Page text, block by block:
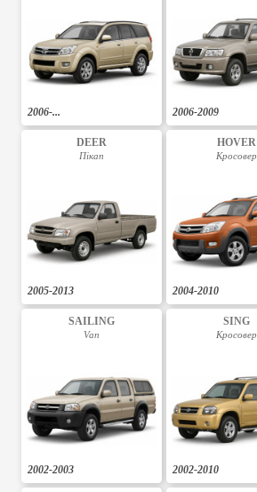
2006-... 2006-2009
DEER
Пікап
2005-2013
HOVER
Кросовер
2004-2010
SAILING
Van
2002-2003
SING
Кросовер
2002-2010